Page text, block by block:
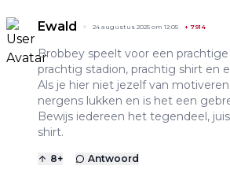
Ewald 24 augustus 2025 om 12:05 + 7914
Brobbey speelt voor een
prachtig stadion, prachtig shirt en
Als je hier niet jezelf van
nergens lukken en is het een
Bewijs iedereen het tegendeel,
shirt.
8+ Antwoord